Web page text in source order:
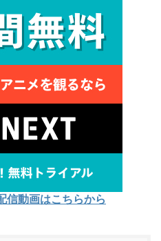
信動画はこちらから